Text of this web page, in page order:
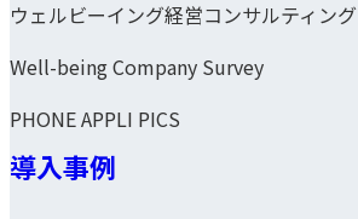
ウェルビーイング経営コンサルティング
Well-being Company Survey
PHONE APPLI PICS
導入事例